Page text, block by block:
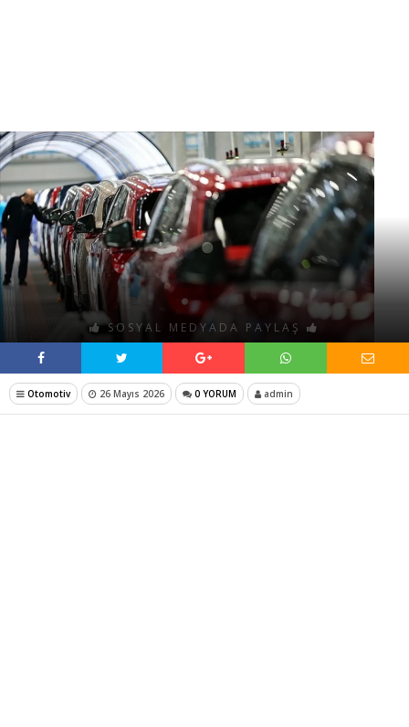
SOSYAL MEDYADA PAYLAŞ
Otomotiv 26 Mayıs 2026 0 YORUM admin